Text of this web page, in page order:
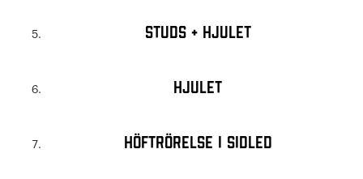
Studs + hjulet
Hjulet
Höftrörelse i sidled